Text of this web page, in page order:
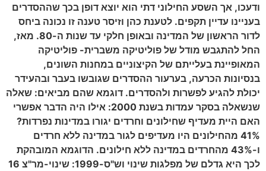
ודעכו, אך השסע החילוני דתי הוא יוצא דופן בכך שההסדרים
בעניינו עדיין תקפים. לטענת כהן וזיסר טענה זו נכונה ביחס
לדור הראשון של המדינה ובאופן חלקי עד שנות ה-80. מאז,
החל להתגבש מודל של פוליטיקה משברית- פוליטיקה
המאופיינת בעלייתם של הקיצוניים במחנות השונים,
בנסיונות הכרעה, בערעור ההסדרים שגובשו בעבר ובהעידר
יכולת להגיע לפשרות ולהסדרים. דוגמא שהם מביאים: שאלה
שנשאלה בסקר עמדות בשנת 2000: אילו היה הדבר אפשרי
האם היית מעדיף שחילונים וחרדים יגורו במדינות נפרדות?
41% מהחילונים היו מעדיפים לגור במדינה ללא חרדים
ו-43% מהחרדים במדינה ללא חילונים. הדוגמא המובהקת
לכך היא גדלם של מפלגות שינוי וש"ס-1999: שינוי-מר"צ 16